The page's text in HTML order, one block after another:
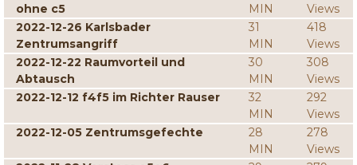
ohne c5
MIN
Views
2022-12-26 Karlsbader
Zentrumsangriff
31
MIN
418
Views
2022-12-22 Raumvorteil und
Abtausch
30
MIN
308
Views
2022-12-12 f4f5 im Richter Rauser
32
MIN
292
Views
2022-12-05 Zentrumsgefechte
28
MIN
278
Views